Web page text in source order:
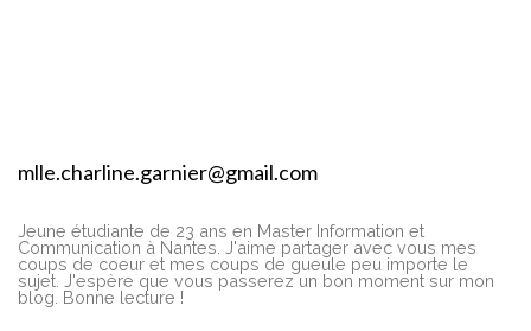
mlle.charline.garnier@gmail.com
Jeune étudiante de 23 ans en Master Information et
Communication à Nantes. J'aime partager avec vous mes
coups de coeur et mes coups de gueule peu importe le
sujet. J'espère que vous passerez un bon moment sur mon
blog. Bonne lecture !